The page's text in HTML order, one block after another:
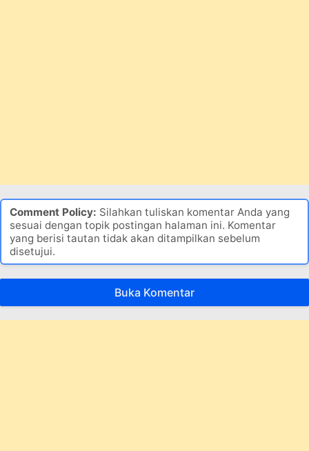
Comment Policy: Silahkan tuliskan komentar Anda yang
sesuai dengan topik postingan halaman ini. Komentar
yang berisi tautan tidak akan ditampilkan sebelum
disetujui.
Buka Komentar